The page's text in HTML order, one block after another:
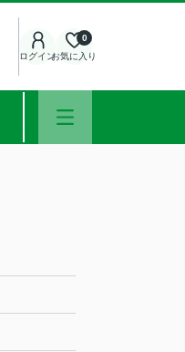
ログインお気に入り
0